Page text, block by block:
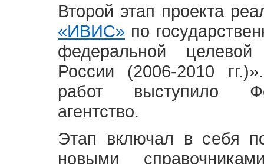
Второй этап проекта
«ИВИС» по
федеральной
России (2006-2010
работ выступило
агентство.
Этап включал в себя
новыми